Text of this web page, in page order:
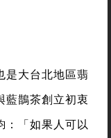
是大台北地區翡
藍鵲茶創立初衷
：「如果人可以